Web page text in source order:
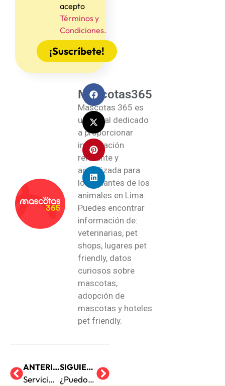
acepto
Términos y
Condiciones.
¡Suscríbete!
Mascotas365
Mascotas 365 es
un portal dedicado
a proporcionar
información
relevante y
actualizada para
los amantes de los
animales en Lima.
Puedes encontrar
información de:
veterinarias, pet
shops, lugares pet
friendly, datos
curiosos sobre
mascotas,
adopción de
mascotas y hoteles
pet friendly.
ANTERIOR
Servicios esenciales que debes encontrar en una pet shop
SIGUIENTE
¿Puedo adoptar una mascota desde una pet shop?